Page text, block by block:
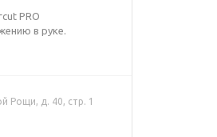
PRO
в руке.
Рощи, д. 40, стр. 1